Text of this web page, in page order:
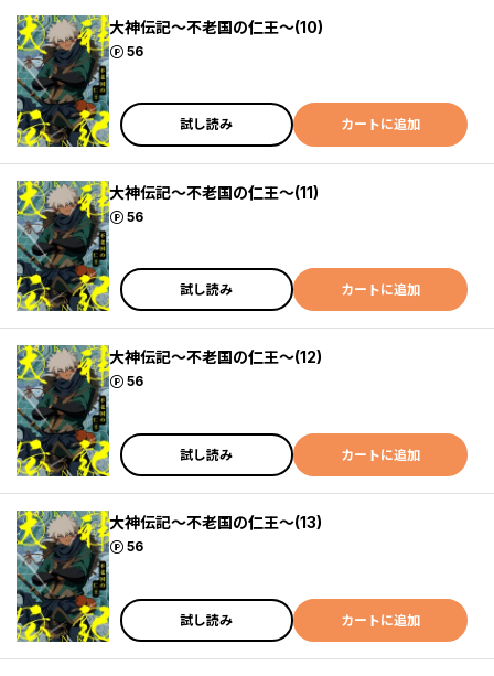
大神伝記～不老国の仁王～(10)
56
ポイント
試し読み カートに追加
大神伝記～不老国の仁王～(11)
56
ポイント
試し読み カートに追加
大神伝記～不老国の仁王～(12)
56
ポイント
試し読み カートに追加
大神伝記～不老国の仁王～(13)
56
ポイント
試し読み カートに追加